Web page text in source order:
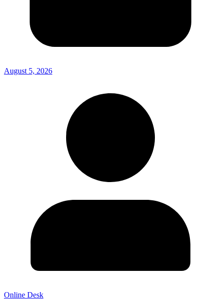
August 5, 2026
Online Desk